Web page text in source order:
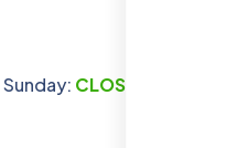
Sunday: CLOSED